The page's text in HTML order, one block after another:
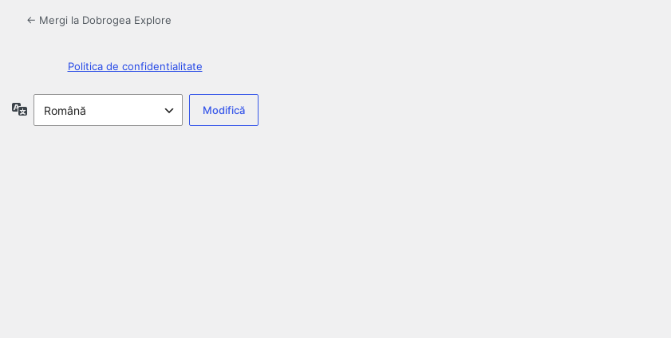
← Mergi la Dobrogea Explore
Politica de confidentialitate
Limbă